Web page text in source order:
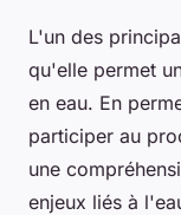
L'un des
qu'elle permet
en eau. En
participer au
une
enjeux liés à